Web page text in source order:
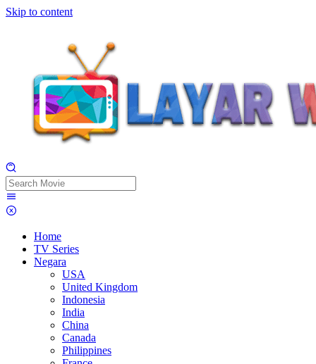
Skip to content
Home
TV Series
Negara
USA
United Kingdom
Indonesia
India
China
Canada
Philippines